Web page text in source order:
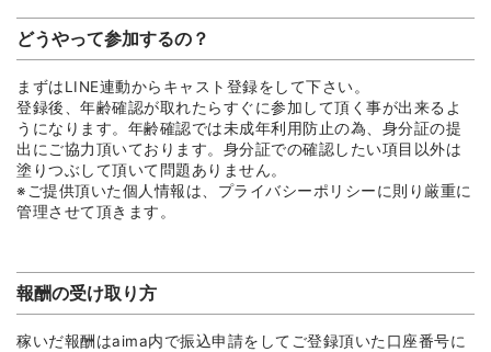
どうやって参加するの？
まずはLINE連動からキャスト登録をして下さい。
登録後、年齢確認が取れたらすぐに参加して頂く事が出来るよ
うになります。年齢確認では未成年利用防止の為、身分証の提
出にご協力頂いております。身分証での確認したい項目以外は
塗りつぶして頂いて問題ありません。
※ご提供頂いた個人情報は、プライバシーポリシーに則り厳重に
管理させて頂きます。
報酬の受け取り方
稼いだ報酬はaima内で振込申請をしてご登録頂いた口座番号に